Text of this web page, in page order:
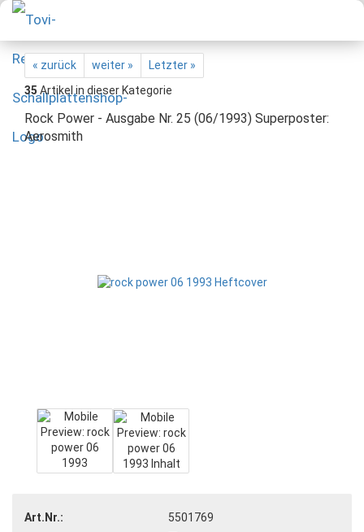
« zurück weiter »
Letzter »
35 Artikel in dieser Kategorie
Rock Power - Ausgabe Nr. 25 (06/1993) Superposter:
Aerosmith
Art.Nr.:
5501769